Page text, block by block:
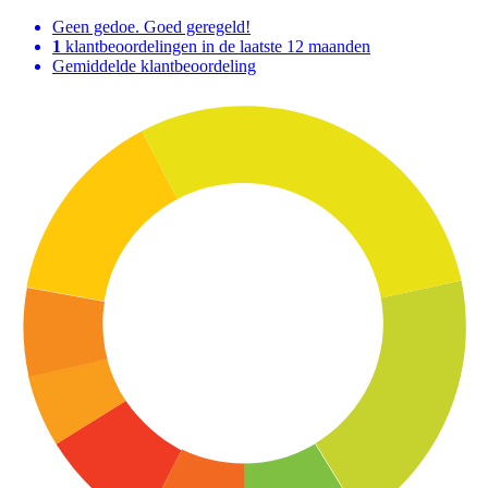
Geen gedoe. Goed geregeld!
1 klantbeoordelingen in de laatste 12 maanden
Gemiddelde klantbeoordeling